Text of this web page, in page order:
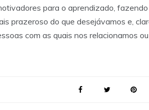
para o aprendizado,
prazeroso do que desejávamos e,
com as quais nos relacionamos